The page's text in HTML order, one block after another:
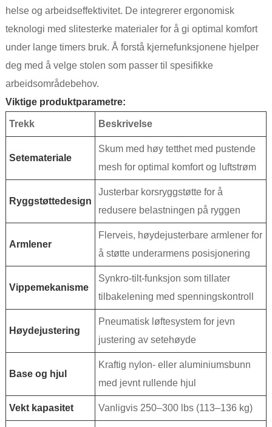
helse og arbeidseffektivitet. De integrerer ergonomisk
teknologi med slitesterke materialer for å gi optimal komfort
under lange timers bruk. Å forstå kjernefunksjonene hjelper
deg med å velge stolen som passer til spesifikke
arbeidsområdebehov.
Viktige produktparametre:
Trekk Beskrivelse
Setemateriale
Skum med høy tetthet med pustende
mesh for optimal komfort og luftstrøm
Ryggstøttedesign
Justerbar korsryggstøtte for å
redusere belastningen på ryggen
Armlener
Flerveis, høydejusterbare armlener for
å støtte underarmens posisjonering
Vippemekanisme
Synkro-tilt-funksjon som tillater
tilbakelening med spenningskontroll
Høydejustering
Pneumatisk løftesystem for jevn
justering av setehøyde
Base og hjul
Kraftig nylon- eller aluminiumsbunn
med jevnt rullende hjul
Vekt kapasitet Vanligvis 250–300 lbs (113–136 kg)